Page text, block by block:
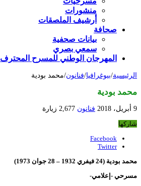
منشورات
أرشيف الملصقات
صحافة
بيانات صحفية
سمعي بصري
المهرجان الوطني للمسرح المحترف
الرئيسية/بيوغرافيا/فنانون/محمد بودية
محمد بودية
9 أبريل، 2018 فنانون 2,677 زيارة
شاركها
Facebook
Twitter
محمد بودية (24 فيفري 1932 – 28 جوان 1973)
مسرحي -إعلامي-